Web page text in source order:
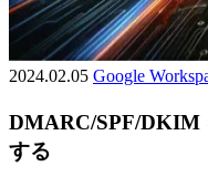
2024.02.05 Google
DMARC/SPF/DKIM
する